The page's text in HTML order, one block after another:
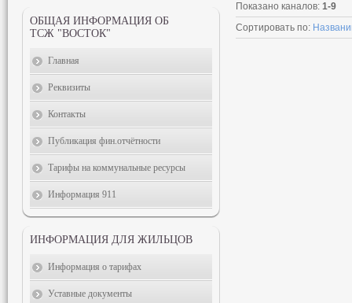
Показано каналов: 1-9
Сортировать по:
ОБЩАЯ ИНФОРМАЦИЯ ОБ
ТСЖ "ВОСТОК"
Главная
Реквизиты
Контакты
Публикация фин.отчётности
Тарифы на коммунальные ресурсы
Информация 911
ИНФОРМАЦИЯ ДЛЯ ЖИЛЬЦОВ
Информация о тарифах
Уставные документы